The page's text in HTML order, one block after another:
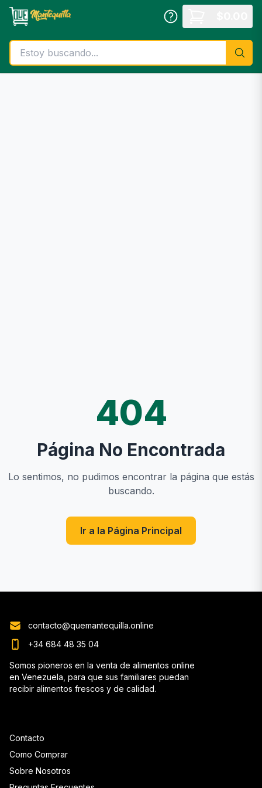
Saltar al contenido principal
404
Página No Encontrada
Lo sentimos, no pudimos encontrar la página que estás
buscando.
Ir a la Página Principal
Contacto
Como Comprar
Sobre Nosotros
contacto@quemantequilla.online
+34 684 48 35 04
Somos pioneros en la venta de alimentos online
en Venezuela, para que sus familiares puedan
recibir alimentos frescos y de calidad.